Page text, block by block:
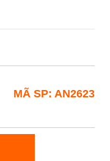
MÃ SP: AN2623